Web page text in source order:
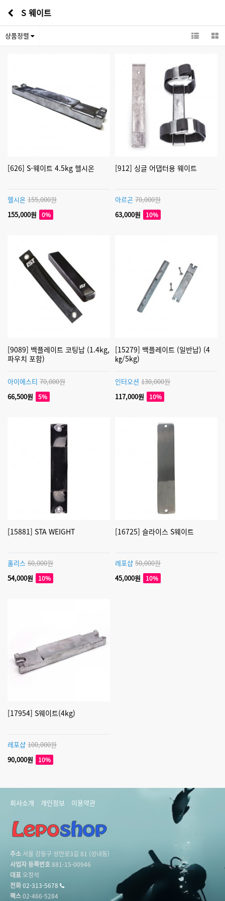
S 웨이트
상품정렬
[626] S-웨이트 4.5kg 헬시온
헬시온 155,000원
155,000원
0%
[912] 싱글 어댑터용 웨이트
아르곤 70,000원
63,000원
10%
[9089] 백플레이트 코팅납 (1.4kg,
파우치 포함)
아이에스티 70,000원
66,500원
5%
[15279] 백플레이트 (일반납) (4
㎏/5kg)
인터오션 130,000원
117,000원
10%
[15881] STA WEIGHT
홀리스 60,000원
54,000원
10%
[16725] 슬라이스 S웨이트
레포샵 50,000원
45,000원
10%
[17954] S웨이트(4kg)
레포샵 100,000원
90,000원
10%
회사소개 개인정보 이용약관
주소 서울 강동구 성안로3길 81 (성내동)
사업자 등록번호881-15-00946
대표오정석
전화02-313-5678
팩스02-466-5284